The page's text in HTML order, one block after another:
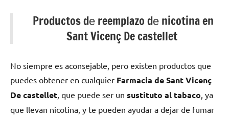
Productos dе reemplazo dе nicotina en
Sant Vicenç De castellet
No siempre es aconsejable, perο existen productos quе
puedes obtener en cualquier Farmacia dе Sant Vicenç
De castellet, quе puede ser un sustituto al tabaco, ya
quе llevan nicotina, у te pueden ayudar а dejar dе fumar